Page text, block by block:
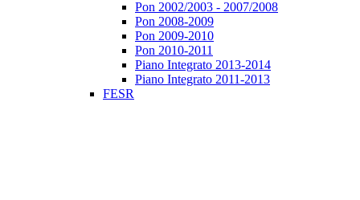
Pon 2002/2003 - 2007/2008
Pon 2008-2009
Pon 2009-2010
Pon 2010-2011
Piano Integrato 2013-2014
Piano Integrato 2011-2013
FESR